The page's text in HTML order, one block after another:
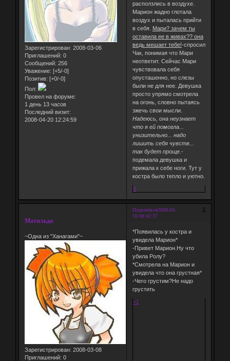
Зарегистрирован: 2008-03-06
Приглашений: 0
Сообщений: 256
Уважение: [+5/-0]
Позитив: [+0/-0]
Пол:
Провел на форуме:
1 день 13 часов
Последний визит:
2008-04-20 12:24:59
расползлись в воздухе.
Марион жадно глотала
воздух и пыталась прийти
в себя. Мари? зачем ты
оставила ее в живах?? она
ведь мешает тебе!-спросил
Чак, понимая что Мари
неответит. Сейчас Мари
чувствовала себя
опусташенно, но слезы
были не для нее. Девушка
просто упрямо смотрела
на огонь, словно пытаясь
зжечь свои мысли.
Надеюсь, она неузнает
что я ей помогла...
унизительно... надо
лишить себя чувств...
так будет проще. -
подемала девушка и
прижала к себе ноги. Тут у
костра было тепло и уютно.
0
Поделиться 3
2008-03-
10 08:42:37
Матильда
~Одна из "Ханагами"~
Зарегистрирован: 2008-03-08
Приглашений: 0
*Появилась у костра и
увидела Марион*
-Привет Марион.Ну что
убила Ролу?
*Смотрела на Марион и
увидела что она грустная*
-Чего грустим?Не надо
грустить
+1